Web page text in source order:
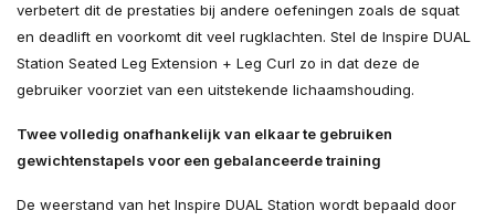
verbetert dit de prestaties bij andere oefeningen zoals de squat
en deadlift en voorkomt dit veel rugklachten. Stel de Inspire DUAL
Station Seated Leg Extension + Leg Curl zo in dat deze de
gebruiker voorziet van een uitstekende lichaamshouding.
Twee volledig onafhankelijk van elkaar te gebruiken
gewichtenstapels voor een gebalanceerde training
De weerstand van het Inspire DUAL Station wordt bepaald door